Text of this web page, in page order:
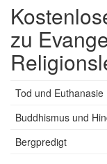
zu
Tod und Euthanasie
Buddhismus und
Bergpredigt